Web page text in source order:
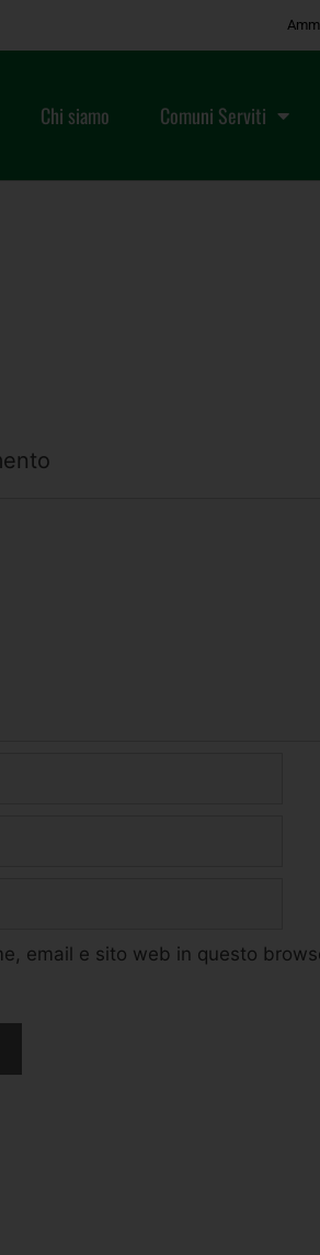
Chi siamo Comuni Serviti
email e sito web in questo